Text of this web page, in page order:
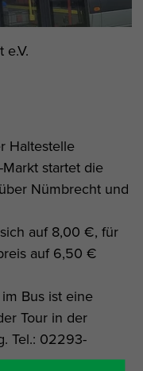
Haltestelle
startet die
Nümbrecht und
auf 8,00 €, für
auf 6,50 €
Bus ist eine
Tour in der
Tel.: 02293-